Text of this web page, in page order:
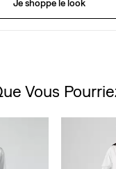
Je shoppe le look
Vous